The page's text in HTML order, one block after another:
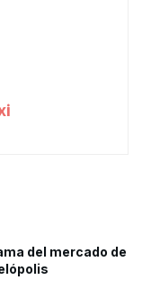
del mercado de